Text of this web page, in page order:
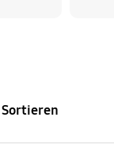
Sortieren